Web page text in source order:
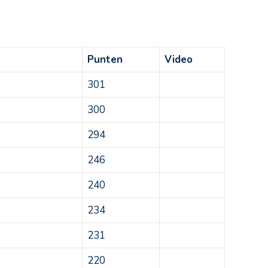
Punten
Video
301
300
294
246
240
234
231
220